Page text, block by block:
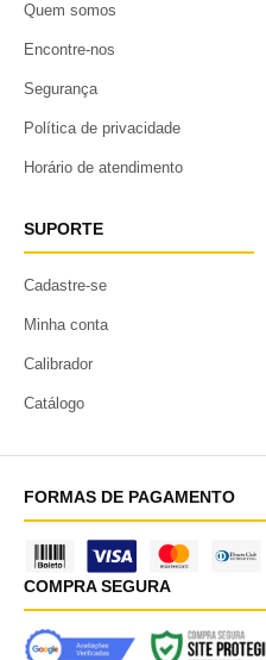
Quem somos
Encontre-nos
Segurança
Política de privacidade
Horário de atendimento
SUPORTE
Cadastre-se
Minha conta
Calibrador
Catálogo
FORMAS DE PAGAMENTO
COMPRA SEGURA